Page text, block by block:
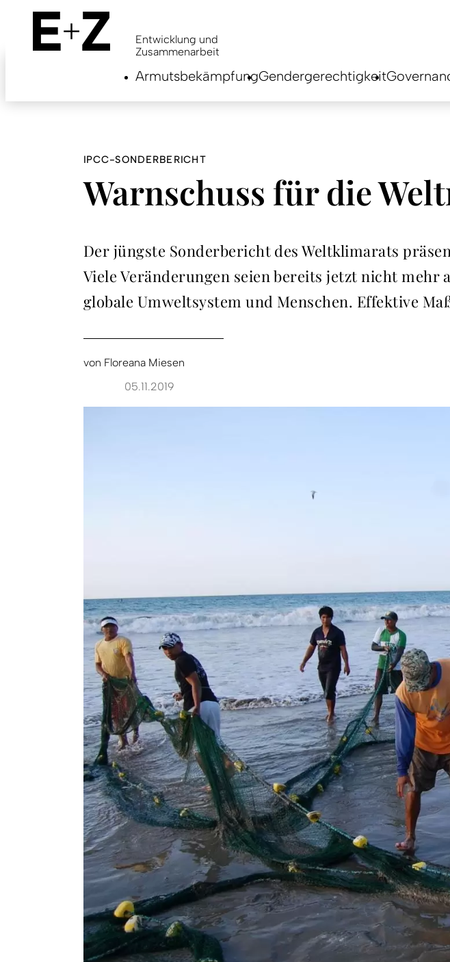
content
Entwicklung und
Zusammenarbeit
ArmutsbekämpfungGendergerechtigkeit
IPCC-SONDERBERICHT
Warnschuss für die
Der jüngste Sonderbericht des Weltklimarats
Viele Veränderungen seien bereits jetzt nicht
globale Umweltsystem und Menschen. Effektive
von Floreana Miesen
05.11.2019